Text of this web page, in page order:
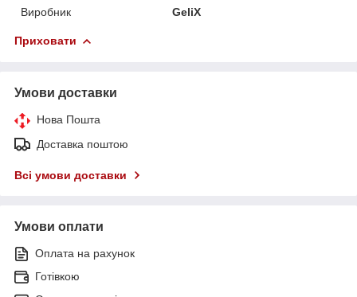
Виробник
GeliX
Приховати
Умови доставки
Нова Пошта
Доставка поштою
Всі умови доставки
Умови оплати
Оплата на рахунок
Готівкою